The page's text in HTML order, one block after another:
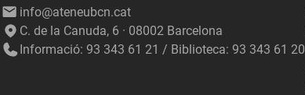
info@ateneubcn.cat
C. de la Canuda, 6 · 08002 Barcelona
Informació: 93 343 61 21 / Biblioteca: 93 343 61 20